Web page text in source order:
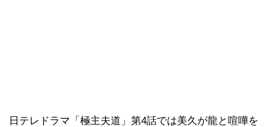
日テレドラマ「極主夫道」第4話では美久が龍と喧嘩を